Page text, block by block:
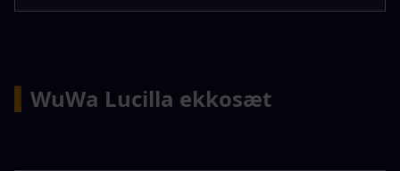
WuWa Lucilla ekkosæt